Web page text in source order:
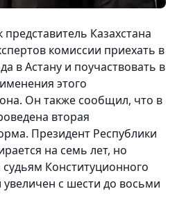
Казахстана
комиссии приехать в
в Астану и поучаствовать в
этого
Он также сообщил, что в
вторая
Президент Республики
на семь лет, но
Конституционного
с шести до восьми